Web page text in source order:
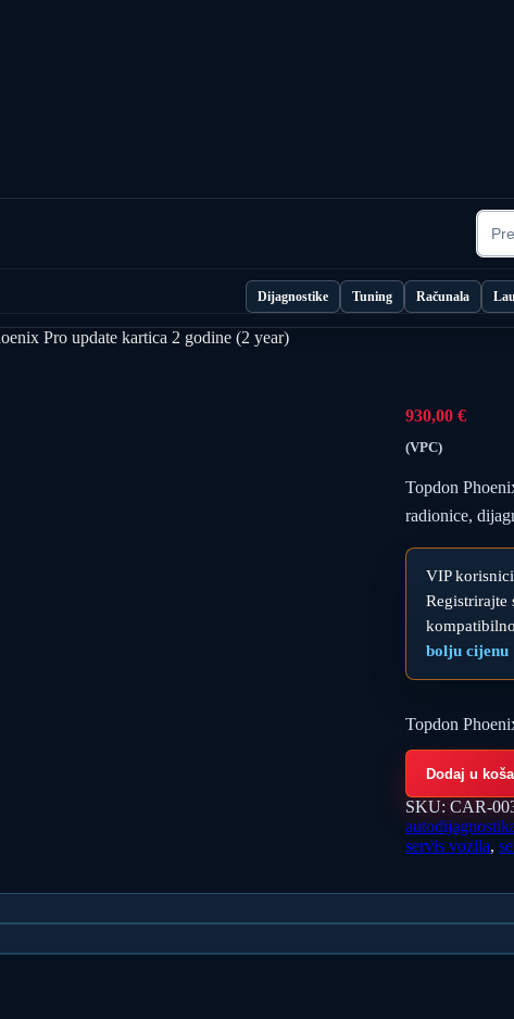
Dijagnostike Tuning Računala
Pro update kartica 2 godine (2 year)
930,00€
(VPC)
Topdon
radionice,
VIP
bolju cijenu
Topdon
Dodaj u
SKU:CAR-
servis vozila,